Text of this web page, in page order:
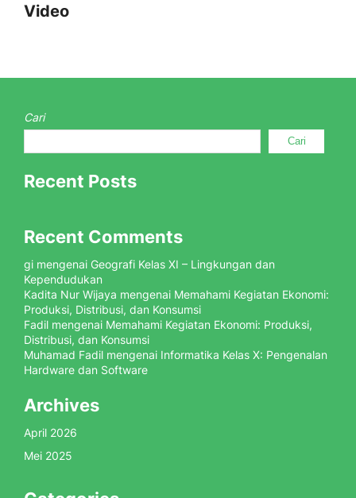
Video
Cari
Cari
Recent Posts
Recent Comments
gi mengenai Geografi Kelas XI – Lingkungan dan
Kependudukan
Kadita Nur Wijaya mengenai Memahami Kegiatan Ekonomi:
Produksi, Distribusi, dan Konsumsi
Fadil mengenai Memahami Kegiatan Ekonomi: Produksi,
Distribusi, dan Konsumsi
Muhamad Fadil mengenai Informatika Kelas X: Pengenalan
Hardware dan Software
Archives
April 2026
Mei 2025